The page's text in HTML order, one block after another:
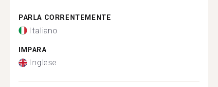
PARLA CORRENTEMENTE
Italiano
IMPARA
Inglese